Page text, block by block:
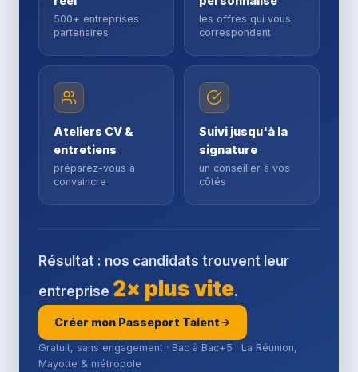
500+ entreprises
partenaires
les offres qui vous
correspondent
Ateliers CV &
entretiens
préparez-vous à
convaincre
Suivi jusqu'à la
signature
un conseiller à vos
côtés
Résultat : nos candidats trouvent leur
entreprise 2× plus vite.
Créer mon Passeport Talent
Gratuit, sans engagement · Bac à Bac+5 · La Réunion,
Mayotte & métropole